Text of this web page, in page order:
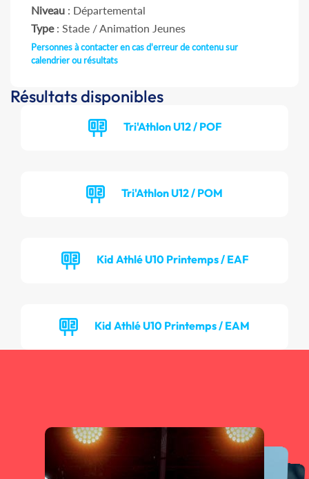
Niveau : Départemental
Type: Stade / Animation Jeunes
Personnes à contacter en cas d'erreur de contenu sur
calendrier ou résultats
Résultats disponibles
Tri'Athlon U12 / POF
Tri'Athlon U12 / POM
Kid Athlé U10 Printemps / EAF
Kid Athlé U10 Printemps / EAM